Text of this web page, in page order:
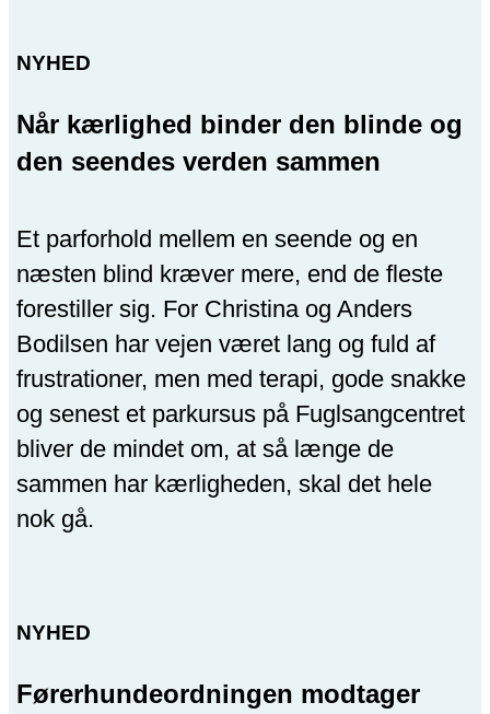
NYHED
Når kærlighed binder den blinde og
den seendes verden sammen
Et parforhold mellem en seende og en
næsten blind kræver mere, end de fleste
forestiller sig. For Christina og Anders
Bodilsen har vejen været lang og fuld af
frustrationer, men med terapi, gode snakke
og senest et parkursus på Fuglsangcentret
bliver de mindet om, at så længe de
sammen har kærligheden, skal det hele
nok gå.
NYHED
Førerhundeordningen modtager